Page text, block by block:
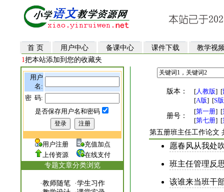
首 页 用户中心 备课中心 课件下载
教学视
1把本站添加到您的收藏夹
用户
名:
密 码:
是否保存用户名和密码
用户注册
充值加点
上传资源
在线支付
专题文章分类浏览
·教师随笔·学生习作
版本： [人教版] [
[A版] [S版
册号：
[第一册] [
[第七册] [
第五册班主任工作论文
愿春风从我处
班主任管理反
该谁来当班干